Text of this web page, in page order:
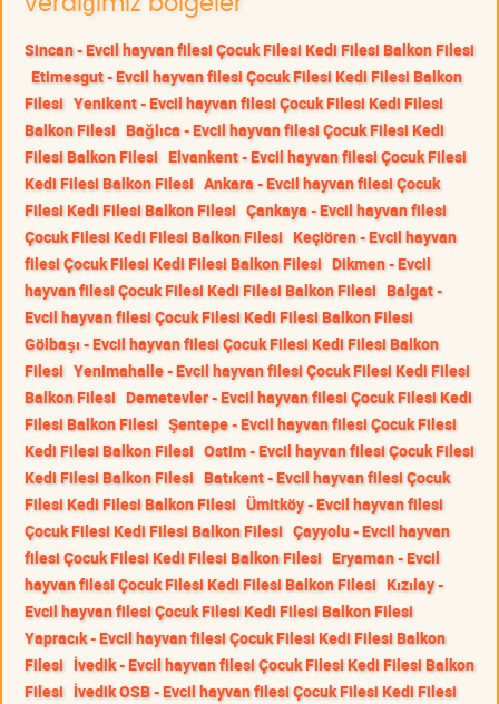
Sincan - Evcil hayvan filesi Çocuk Filesi Kedi Filesi Balkon Filesi
Etimesgut - Evcil hayvan filesi Çocuk Filesi Kedi Filesi Balkon
Filesi Yenikent - Evcil hayvan filesi Çocuk Filesi Kedi Filesi
Balkon Filesi Bağlıca - Evcil hayvan filesi Çocuk Filesi Kedi
Filesi Balkon Filesi Elvankent - Evcil hayvan filesi Çocuk Filesi
Kedi Filesi Balkon Filesi Ankara - Evcil hayvan filesi Çocuk
Filesi Kedi Filesi Balkon Filesi Çankaya - Evcil hayvan filesi
Çocuk Filesi Kedi Filesi Balkon Filesi Keçiören - Evcil hayvan
filesi Çocuk Filesi Kedi Filesi Balkon Filesi Dikmen - Evcil
hayvan filesi Çocuk Filesi Kedi Filesi Balkon Filesi Balgat -
Evcil hayvan filesi Çocuk Filesi Kedi Filesi Balkon Filesi
Gölbaşı - Evcil hayvan filesi Çocuk Filesi Kedi Filesi Balkon
Filesi Yenimahalle - Evcil hayvan filesi Çocuk Filesi Kedi Filesi
Balkon Filesi Demetevler - Evcil hayvan filesi Çocuk Filesi Kedi
Filesi Balkon Filesi Şentepe - Evcil hayvan filesi Çocuk Filesi
Kedi Filesi Balkon Filesi Ostim - Evcil hayvan filesi Çocuk Filesi
Kedi Filesi Balkon Filesi Batıkent - Evcil hayvan filesi Çocuk
Filesi Kedi Filesi Balkon Filesi Ümitköy - Evcil hayvan filesi
Çocuk Filesi Kedi Filesi Balkon Filesi Çayyolu - Evcil hayvan
filesi Çocuk Filesi Kedi Filesi Balkon Filesi Eryaman - Evcil
hayvan filesi Çocuk Filesi Kedi Filesi Balkon Filesi Kızılay -
Evcil hayvan filesi Çocuk Filesi Kedi Filesi Balkon Filesi
Yapracık - Evcil hayvan filesi Çocuk Filesi Kedi Filesi Balkon
Filesi İvedik - Evcil hayvan filesi Çocuk Filesi Kedi Filesi Balkon
Filesi İvedik OSB - Evcil hayvan filesi Çocuk Filesi Kedi Filesi